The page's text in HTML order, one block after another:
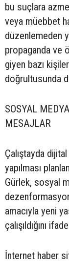
bu suçlara
veya müebbet
düzenlemeden
propaganda ve
giyen bazı
doğrultusunda
SOSYAL
MESAJLAR
Çalıştayda
yapılması
Gürlek, sosyal
amacıyla yeni
çalışıldığını
İnternet haber